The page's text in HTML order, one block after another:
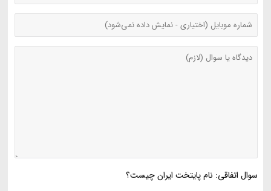
سوال اتفاقی: نام پایتخت ایران چیست؟